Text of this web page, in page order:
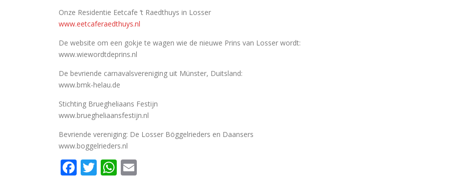
Onze Residentie Eetcafe ‘t Raedthuys in Losser
www.eetcaferaedthuys.nl
De website om een gokje te wagen wie de nieuwe Prins van Losser wordt:
www.wiewordtdeprins.nl
De bevriende carnavalsvereniging uit Münster, Duitsland:
www.bmk-helau.de
Stichting Bruegheliaans Festijn
www.bruegheliaansfestijn.nl
Bevriende vereniging: De Losser Böggelrieders en Daansers
www.boggelrieders.nl
Facebook
TwitterWhatsApp